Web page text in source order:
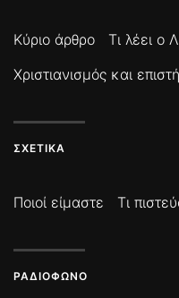
Κύριο άρθρο Τι λέει ο
Χριστιανισμός και
ΣΧΕΤΙΚΆ
Ποιοί είμαστε Τι
ΡΑΔΙΌΦΩΝΟ